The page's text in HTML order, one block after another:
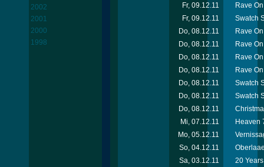
2002
2001
2000
1998
Fr, 09.12.11
Rave
Fr, 09.12.11
Swatch
Do, 08.12.11
Rave
Do, 08.12.11
Rave
Do, 08.12.11
Rave
Do, 08.12.11
Rave
Do, 08.12.11
Swatch
Do, 08.12.11
Swatch
Do, 08.12.11
Mi, 07.12.11
Heaven
Mo, 05.12.11
So, 04.12.11
Sa, 03.12.11
20